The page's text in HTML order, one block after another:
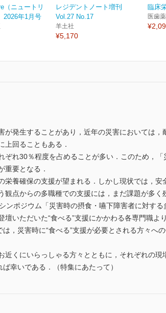
（ニュートリ
2026年1月号
レジデントノート増刊
Vol.27 No.17
羊土社
¥5,170
臨床
医歯
発生することがあり，近年の災害においては，
回ることもある．
れ30％程度を占めることが多い．このため，「
重要となる．
養確保の支援が望まれる．しかし現状では，安
点からの多職種での支援には，まだ課題が多く
ポジウム「災害時の摂食・嚥下障害者に対する
いただいた“食べる”支援にかかわる各専門職よ
，災害時に“食べる”支援が必要とされる方々へ
くにいらっしゃる方々とともに，それぞれの現
幸いである．（特集にあたって）